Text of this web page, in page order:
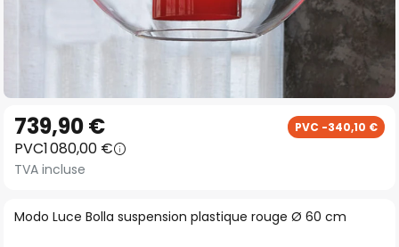
to
the
beginning
the
Modo Luce Bolla suspension plastique rouge Ø 60 cm
739,90 € PVC -340,10 €
PVC1 080,00 €
TVA incluse